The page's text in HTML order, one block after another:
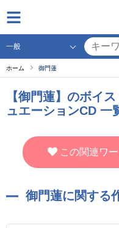
ホーム 御門蓮
【御門蓮】のボイ
ュエーションCD 一
この関連ワ
御門蓮に関する